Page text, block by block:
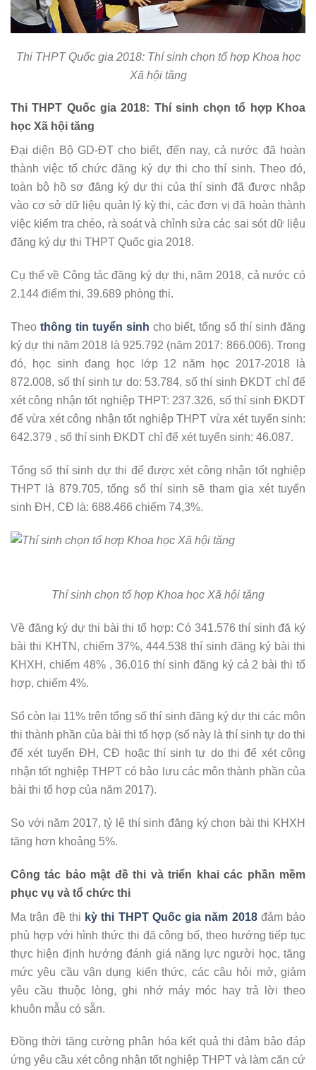
Thi THPT Quốc gia 2018: Thí sinh chọn tổ hợp Khoa học
Xã hội tăng
Thi THPT Quốc gia 2018: Thí sinh chọn tổ hợp Khoa
học Xã hội tăng
Đại diện Bộ GD-ĐT cho biết, đến nay, cả nước đã hoàn
thành việc tổ chức đăng ký dự thi cho thí sinh. Theo đó,
toàn bộ hồ sơ đăng ký dự thi của thí sinh đã được nhập
vào cơ sở dữ liệu quản lý kỳ thi, các đơn vị đã hoàn thành
việc kiểm tra chéo, rà soát và chỉnh sửa các sai sót dữ liệu
đăng ký dự thi THPT Quốc gia 2018.
Cụ thể về Công tác đăng ký dự thi, năm 2018, cả nước có
2.144 điểm thi, 39.689 phòng thi.
Theo thông tin tuyển sinh cho biết, tổng số thí sinh đăng
ký dự thi năm 2018 là 925.792 (năm 2017: 866.006). Trong
đó, học sinh đang học lớp 12 năm học 2017-2018 là
872.008, số thí sinh tự do: 53.784, số thí sinh ĐKDT chỉ để
xét công nhận tốt nghiệp THPT: 237.326, số thí sinh ĐKDT
để vừa xét công nhận tốt nghiệp THPT vừa xét tuyển sinh:
642.379 , số thí sinh ĐKDT chỉ để xét tuyển sinh: 46.087.
Tổng số thí sinh dự thi để được xét công nhận tốt nghiệp
THPT là 879.705, tổng số thí sinh sẽ tham gia xét tuyển
sinh ĐH, CĐ là: 688.466 chiếm 74,3%.
Thí sinh chọn tổ hợp Khoa học Xã hội tăng
Về đăng ký dự thi bài thi tổ hợp: Có 341.576 thí sinh đă ký
bài thi KHTN, chiếm 37%, 444.538 thí sinh đăng ký bài thi
KHXH, chiếm 48% , 36.016 thí sinh đăng ký cả 2 bài thi tổ
hợp, chiếm 4%.
Số còn lại 11% trên tổng số thí sinh đăng ký dự thi các môn
thi thành phần của bài thi tổ hợp (số này là thí sinh tự do thi
để xét tuyển ĐH, CĐ hoặc thí sinh tự do thi để xét công
nhận tốt nghiệp THPT có bảo lưu các môn thành phần của
bài thi tổ hợp của năm 2017).
So với năm 2017, tỷ lệ thí sinh đăng ký chọn bài thi KHXH
tăng hơn khoảng 5%.
Công tác bảo mật đề thi và triển khai các phần mềm
phục vụ và tổ chức thi
Ma trận đề thi kỳ thi THPT Quốc gia năm 2018đảm bảo
phù hợp với hình thức thi đã công bố, theo hướng tiếp tục
thực hiện định hướng đánh giá năng lực người học, tăng
mức yêu cầu vận dụng kiến thức, các câu hỏi mở, giảm
yêu cầu thuộc lòng, ghi nhớ máy móc hay trả lời theo
khuôn mẫu có sẵn.
Đồng thời tăng cường phân hóa kết quả thi đảm bảo đáp
ứng yêu cầu xét công nhận tốt nghiệp THPT và làm căn cứ